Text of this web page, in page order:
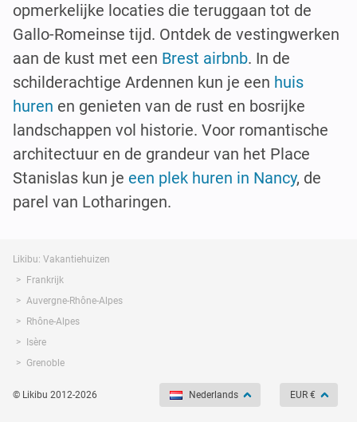
opmerkelijke locaties die teruggaan tot de
Gallo-Romeinse tijd. Ontdek de vestingwerken
aan de kust met een Brest airbnb. In de
schilderachtige Ardennen kun je een huis
huren en genieten van de rust en bosrijke
landschappen vol historie. Voor romantische
architectuur en de grandeur van het Place
Stanislas kun je een plek huren in Nancy, de
parel van Lotharingen.
Likibu: Vakantiehuizen
Frankrijk
Auvergne-Rhône-Alpes
Rhône-Alpes
Isère
Grenoble
© Likibu 2012-2026 Nederlands EUR €